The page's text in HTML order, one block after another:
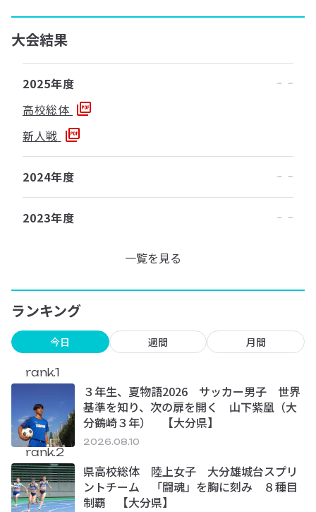
大会結果
2025年度
高校総体
新人戦
2024年度
2023年度
一覧を見る
ランキング
今日 週間 月間
rank.1
３年生、夏物語2026 サッカー男子 世界
基準を知り、次の扉を開く 山下紫凰（大
分鶴崎３年） 【大分県】
2026.08.10
rank.2
県高校総体 陸上女子 大分雄城台スプリ
ントチーム 「闘魂」を胸に刻み ８種目
制覇 【大分県】